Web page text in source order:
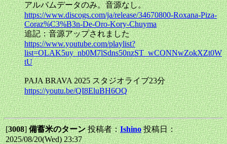
アルバムデータのみ。音源なし。
https://www.discogs.com/ja/release/34670800-Roxana-Piza-
Coraz%C3%B3n-De-Oro-Kory-Chuyma
追記：音源アップされました
https://www.youtube.com/playlist?
list=OLAK5uy_nb0M7lSdns50nzST_wCONNwZokXZt0W
tU
PAJA BRAVA 2025 スタジオライブ23分
https://youtu.be/QI8EluBH6OQ
[3008]備蓄米のターン投稿者：Ishino 投稿日：
2025/08/20(Wed) 23:37